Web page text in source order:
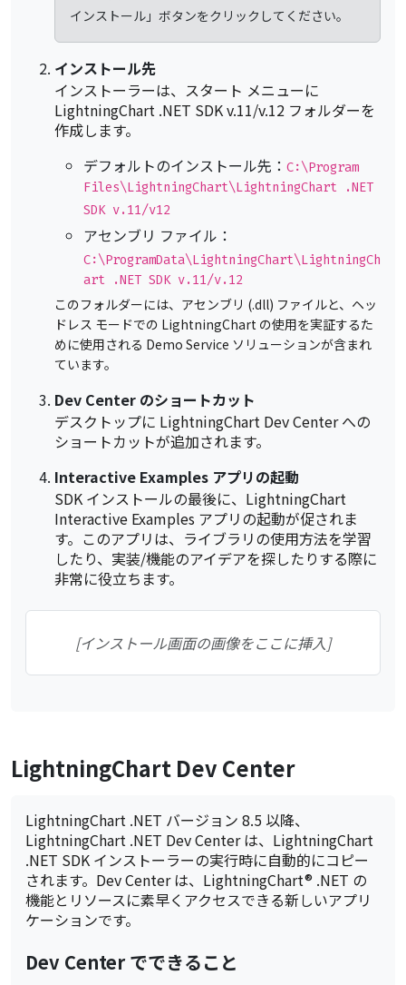
インストール」ボタンをクリックしてください。
インストール先
インストーラーは、スタート メニューに
LightningChart .NET SDK v.11/v.12 フォルダーを
作成します。
デフォルトのインストール先： C:\Program
Files\LightningChart\LightningChart .NET
SDK v.11/v12
アセンブリ ファイル：
C:\ProgramData\LightningChart\LightningCh
art .NET SDK v.11/v.12
このフォルダーには、アセンブリ (.dll) ファイルと、ヘッ
ドレス モードでの LightningChart の使用を実証するた
めに使用される Demo Service ソリューションが含まれ
ています。
Dev Center のショートカット
デスクトップに LightningChart Dev Center への
ショートカットが追加されます。
Interactive Examples アプリの起動
SDK インストールの最後に、LightningChart
Interactive Examples アプリの起動が促されま
す。このアプリは、ライブラリの使用方法を学習
したり、実装/機能のアイデアを探したりする際に
非常に役立ちます。
[インストール画面の画像をここに挿入]
LightningChart Dev Center
LightningChart .NET バージョン 8.5 以降、
LightningChart .NET Dev Center は、LightningChart
.NET SDK インストーラーの実行時に自動的にコピー
されます。Dev Center は、LightningChart® .NET の
機能とリソースに素早くアクセスできる新しいアプリ
ケーションです。
Dev Center でできること